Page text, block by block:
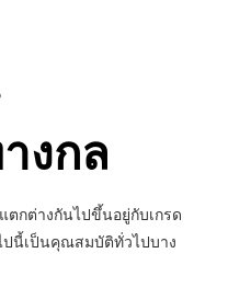
งกล
ตกต่างกันไปขึ้นอยู่กับเกรด
ปนี้เป็นคุณสมบัติทั่วไปบาง